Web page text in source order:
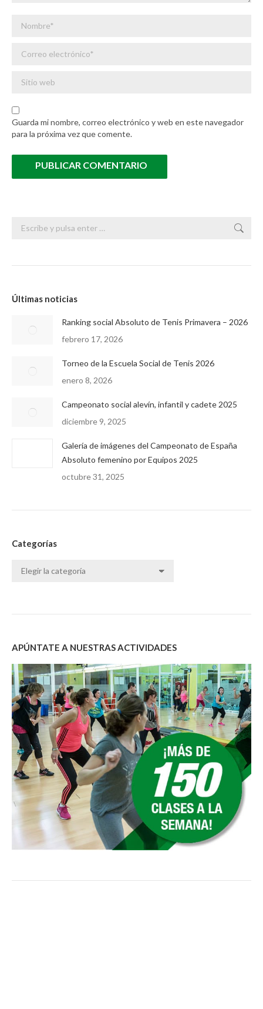
Guarda mi nombre, correo electrónico y web en este navegador
para la próxima vez que comente.
PUBLICAR COMENTARIO
Buscar:
Últimas noticias
Ranking social Absoluto de Tenis Primavera – 2026
febrero 17, 2026
Torneo de la Escuela Social de Tenis 2026
enero 8, 2026
Campeonato social alevín, infantil y cadete 2025
diciembre 9, 2025
Galería de imágenes del Campeonato de España
Absoluto femenino por Equipos 2025
octubre 31, 2025
Categorías
Categorías
APÚNTATE A NUESTRAS ACTIVIDADES